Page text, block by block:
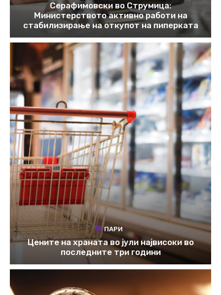
Серафимовски во Струмица:
Министерството активно работи на
стабилизирање на откупот на пиперката
ПАРИ
Цените на храната во јули највисоки во
последните три години